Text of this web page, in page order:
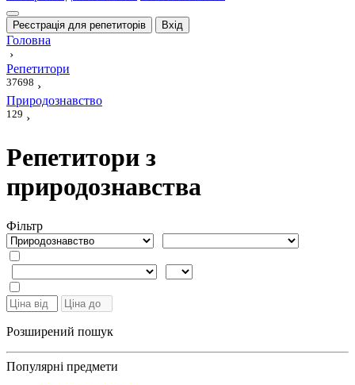
Реєстрація для репетиторів Вхід
Головна
›
Репетитори
37698 ›
Природознавство
129 ›
Репетитори з
природознавства
Фiльтр
Розширений пошук
Популярні предмети